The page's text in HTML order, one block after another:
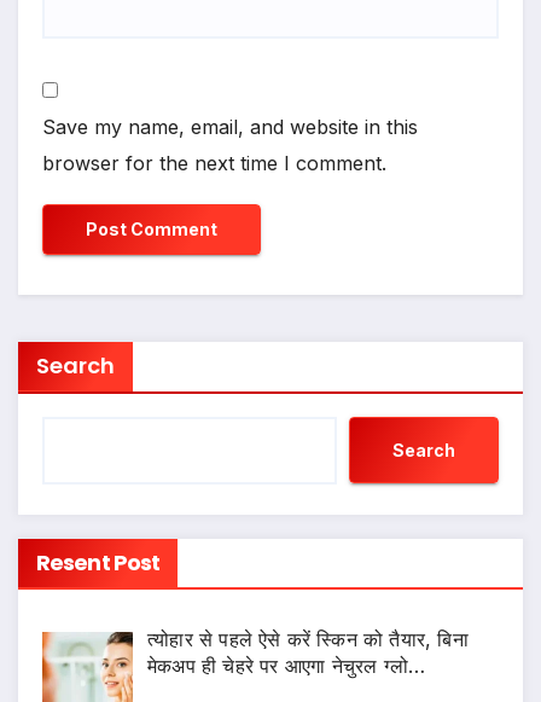
Save my name, email, and website in this
browser for the next time I comment.
Search
Search
Resent Post
त्योहार से पहले ऐसे करें स्किन को तैयार, बिना
मेकअप ही चेहरे पर आएगा नेचुरल ग्लो…